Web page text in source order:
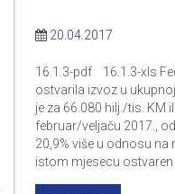
20.04.2017
16.1.3-pdf 16.1.3-xls
ostvarila izvoz u
je za 66.080 hilj./tis. KM
februar/veljaču 2017.,
20,9% više u odnosu
istom mjesecu ostvaren